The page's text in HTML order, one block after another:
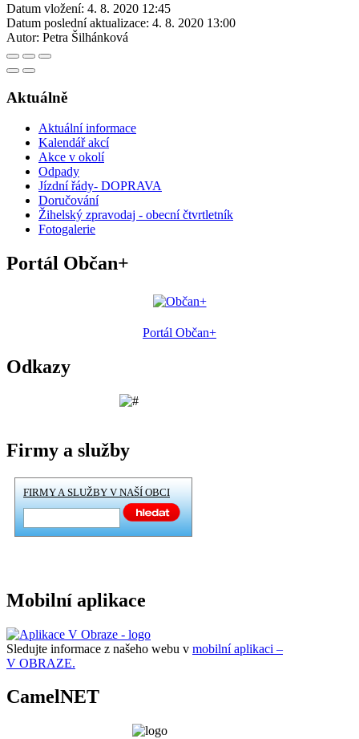
Datum vložení: 4. 8. 2020 12:45
Datum poslední aktualizace: 4. 8. 2020 13:00
Autor: Petra Šilhánková
Aktuálně
Aktuální informace
Kalendář akcí
Akce v okolí
Odpady
Jízdní řády- DOPRAVA
Doručování
Žihelský zpravodaj - obecní čtvrtletník
Fotogalerie
Portál Občan+
Portál Občan+
Odkazy
Firmy a služby
FIRMY A SLUŽBY V NAŠÍ OBCI
Mobilní aplikace
Sledujte informace z našeho webu v mobilní aplikaci –
V OBRAZE.
CamelNET